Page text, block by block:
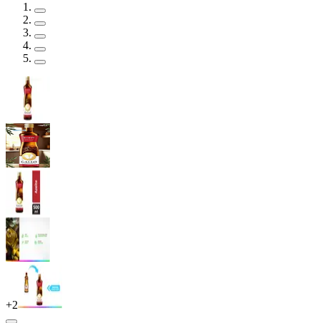
+2